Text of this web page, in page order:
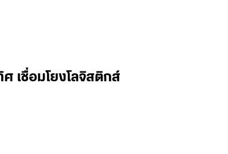
เชื่อมโยงโลจิสติกส์